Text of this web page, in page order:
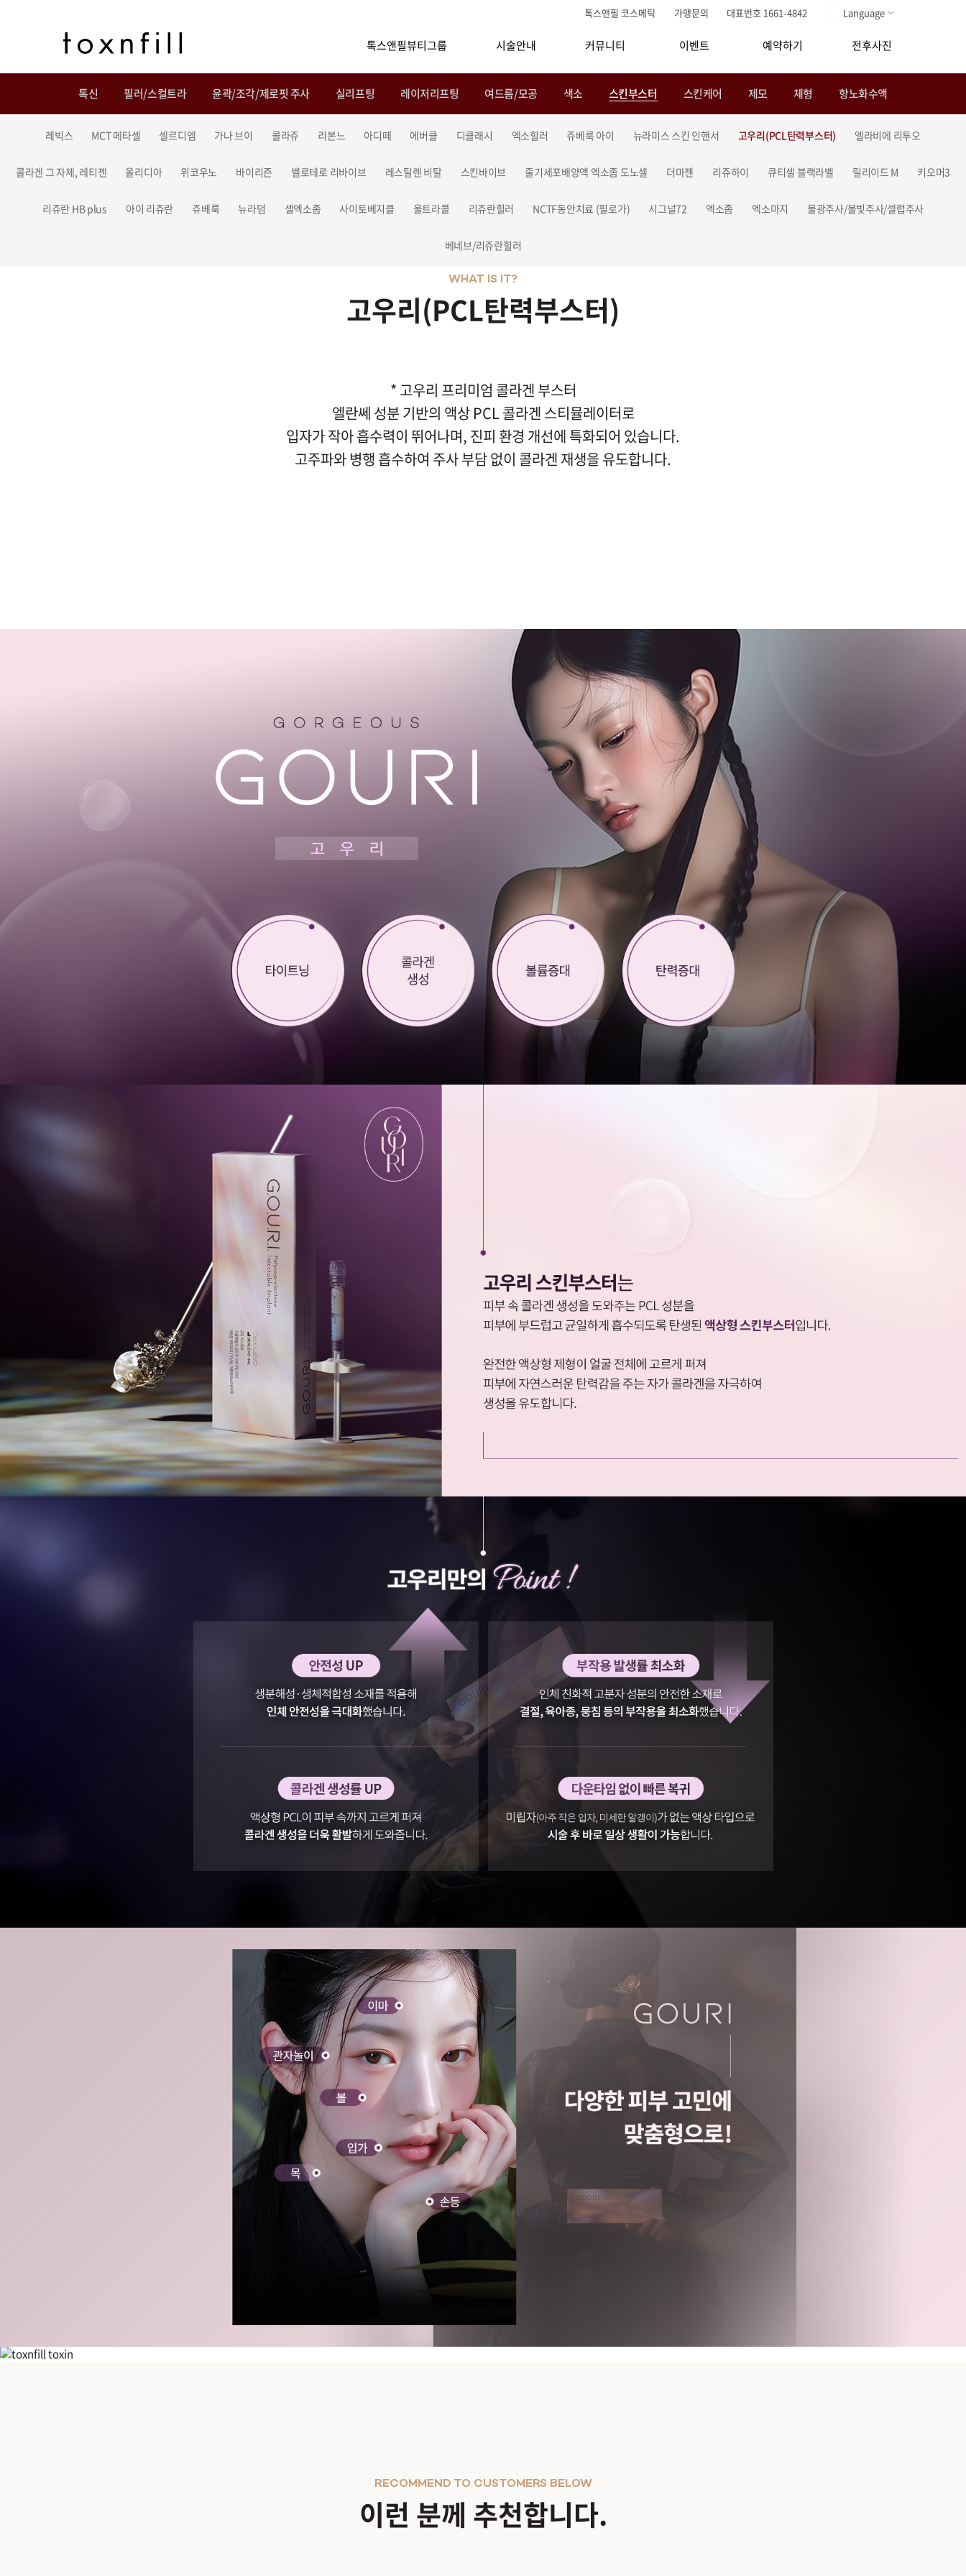
톡스앤필 코스메틱 가맹문의 대표번호 1661-4842 Language
톡스앤필뷰티그룹 시술안내 커뮤니티 이벤트 예약하기 전후사진
톡신 필러/스컬트라 윤곽/조각/제로핏 주사 실리프팅 레이저리프팅 여드름/모공 색소 스킨부스터
레빅스 MCT 메타셀 셀르디엠 가나 브이 콜라쥬 리본느 아디떼 에버클 디클래시 엑소힐러 쥬베룩 아이 뉴라미스 스킨 인핸서 고우리(PCL탄력부스터) 엘라비에 리투오
콜라겐 그 자체, 레티젠 올리디아 위코우노 바이리즌 벨로테로 리바이브 레스틸렌 비탈 스킨바이브 줄기세포배양액 엑소좀 도노셀 더마젠 리쥬하이 큐티셀 블랙라벨 릴리이드 M 키오머3
리쥬란 HB plus 아이 리쥬란 쥬베룩 뉴라덤 셀엑소좀 사이토베지클 울트라콜 리쥬란힐러 NCTF동안치료 (필로가) 시그널72 엑소좀 엑소마지 물광주사/볼빛주사/셀럽주사
베네브/리쥬란힐러
스킨케어 제모 체형 항노화수액
고우리(PCL탄력부스터)
WHAT IS IT?
* 고우리 프리미엄 콜라겐 부스터
엘란쎄 성분 기반의 액상 PCL 콜라겐 스티뮬레이터로
입자가 작아 흡수력이 뛰어나며, 진피 환경 개선에 특화되어 있습니다.
고주파와 병행 흡수하여 주사 부담 없이 콜라겐 재생을 유도합니다.
GORGEOUS GOURI
결절, 육아종, 뭉침 등의 부작용을 최소화했습니다.
콜라겐 생성을 더욱 활발하게 도와줍니다.
이런 분께 추천합니다.
RECOMMEND TO CUSTOMERS BELOW